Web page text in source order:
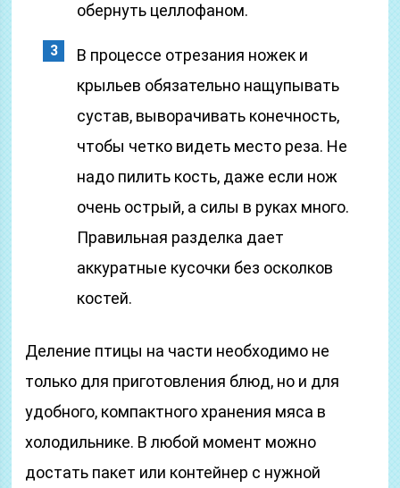
обернуть целлофаном.
В процессе отрезания ножек и
крыльев обязательно нащупывать
сустав, выворачивать конечность,
чтобы четко видеть место реза. Не
надо пилить кость, даже если нож
очень острый, а силы в руках много.
Правильная разделка дает
аккуратные кусочки без осколков
костей.
Деление птицы на части необходимо не
только для приготовления блюд, но и для
удобного, компактного хранения мяса в
холодильнике. В любой момент можно
достать пакет или контейнер с нужной